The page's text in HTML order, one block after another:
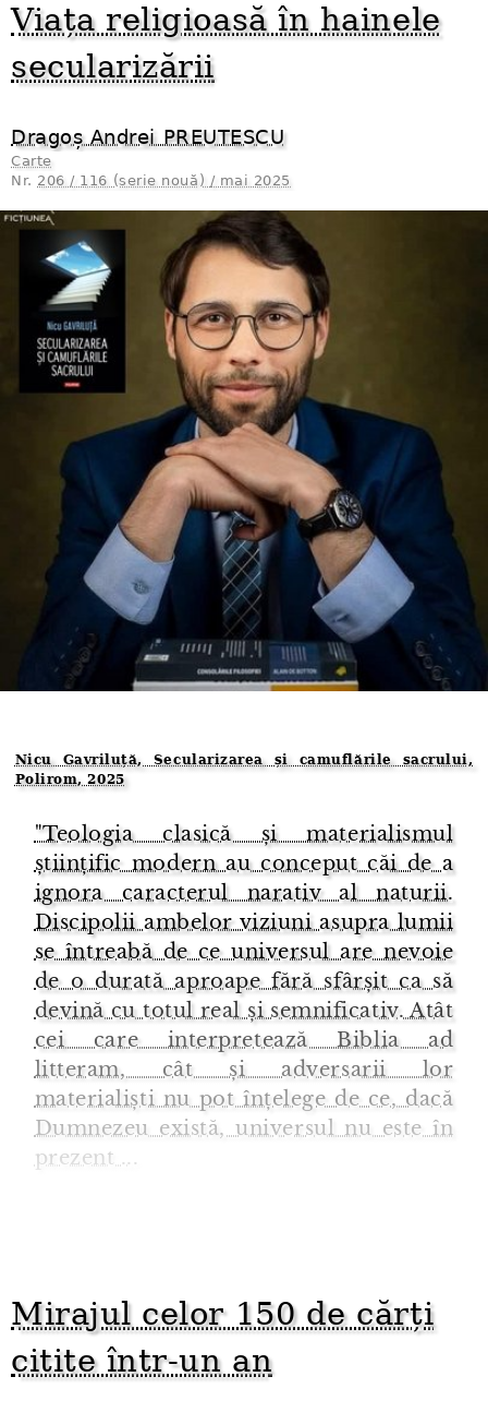
Viața religioasă în hainele
secularizării
Dragoș Andrei PREUTESCU
Carte
Nr. 206 / 116 (serie nouă) / mai 2025
Nicu Gavriluță, Secularizarea și camuflările sacrului,
Polirom, 2025
"Teologia clasică și materialismul
științific modern au conceput căi de a
ignora caracterul narativ al naturii.
Discipolii ambelor viziuni asupra lumii
se întreabă de ce universul are nevoie
de o durată aproape fără sfârșit ca să
devină cu totul real și semnificativ. Atât
cei care interpretează Biblia ad
litteram, cât și adversarii lor
materialiști nu pot înțelege de ce, dacă
Dumnezeu există, universul nu este în
prezent ...
Mirajul celor 150 de cărți
citite într-un an